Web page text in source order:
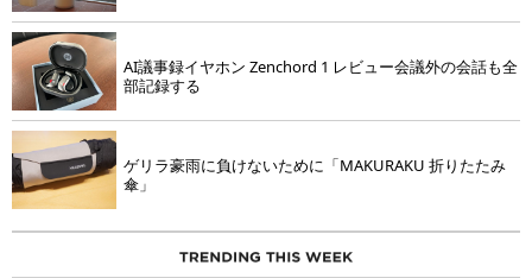
AI議事録イヤホン Zenchord 1 レビュー会議外の会話も全
部記録する
ゲリラ豪雨に負けないために「MAKURAKU 折りたたみ
傘」